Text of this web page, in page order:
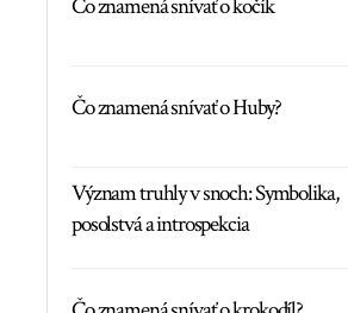
Čo znamená snívať o kočík
Čo znamená snívať o Huby?
Význam truhly v snoch: Symbolika,
posolstvá a introspekcia